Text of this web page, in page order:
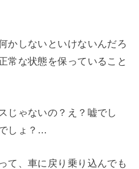
かしないといけないんだろ
常な状態を保っていること
じゃないの？え？嘘でし
しょ？…
て、車に戻り乗り込んでも